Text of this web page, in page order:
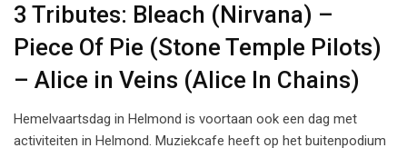
3 Tributes: Bleach (Nirvana) –
Piece Of Pie (Stone Temple Pilots)
– Alice in Veins (Alice In Chains)
Hemelvaartsdag in Helmond is voortaan ook een dag met
activiteiten in Helmond. Muziekcafe heeft op het buitenpodium